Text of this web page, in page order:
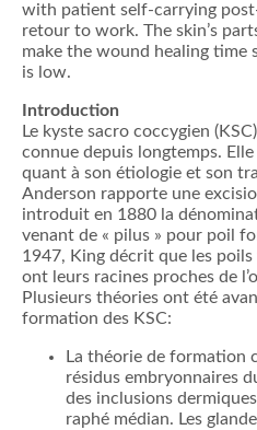
with patient self-carrying
retour to work. The skin’s
make the wound healing time
is low.
Introduction
Le kyste sacro coccygien
connue depuis longtemps.
quant à son étiologie et son
Anderson rapporte une
introduit en 1880 la
venant de « pilus » pour poil
1947, King décrit que les
ont leurs racines proches de
Plusieurs théories ont été
formation des KSC:
La théorie de formation
résidus embryonnaires
des inclusions
raphé médian. Les